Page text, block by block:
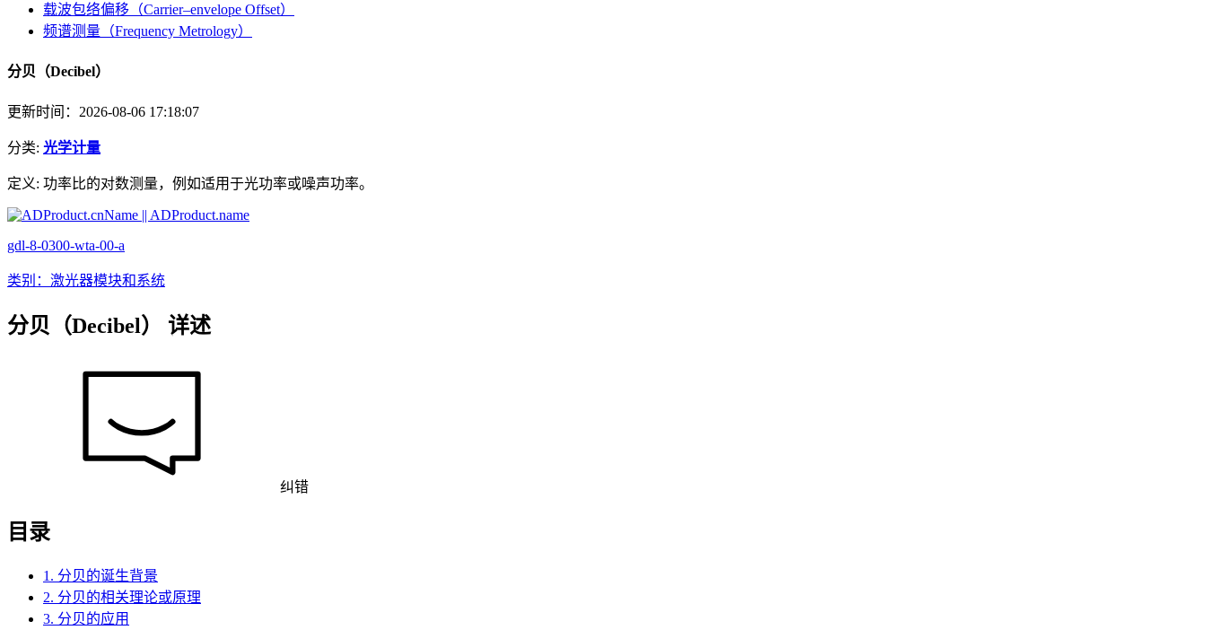
载波包络偏移（Carrier–envelope Offset）
频谱测量（Frequency Metrology）
分贝（Decibel）
更新时间：2026-08-06 17:18:07
分类: 光学计量
定义: 功率比的对数测量，例如适用于光功率或噪声功率。
gdl-8-0300-wta-00-a
类别：激光器模块和系统
分贝（Decibel） 详述
纠错
目录
1. 分贝的诞生背景
2. 分贝的相关理论或原理
3. 分贝的应用